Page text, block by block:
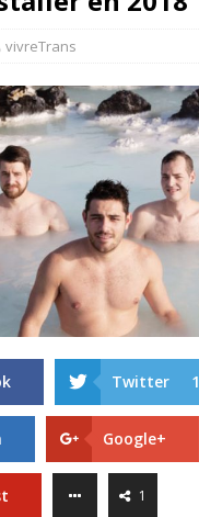
vivreTrans
Twitter 1
Google+
1